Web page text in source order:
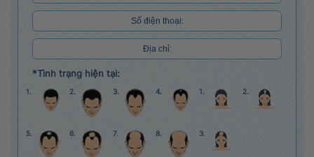
*Tình trạng hiện tại:
1. 2. 3. 4. 1. 2.
5. 6. 7. 8. 3.